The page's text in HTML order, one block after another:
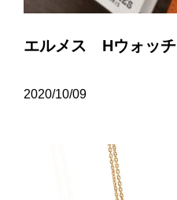
エルメス Hウォッチ
2020/10/09